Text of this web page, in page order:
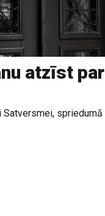
atzīst par
spriedumā